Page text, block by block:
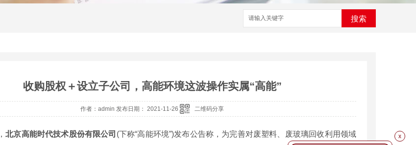
搜索
收购股权＋设立子公司，高能环境这波操作实属“高能”
作者：admin 发布日期： 2021-11-26 二维码分享
北京高能时代技术股份有限公司 (下称“高能环境”)发布公告称，为完善对废塑料、废玻璃回收利用领域
x